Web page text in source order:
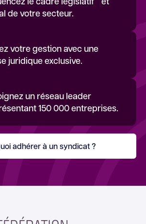
de votre secteur.
votre gestion avec une
juridique exclusive.
un réseau leader
150 000 entreprises.
adhérer à un syndicat ?